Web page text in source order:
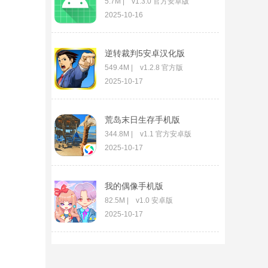
2025-10-16
逆转裁判5安卓汉化版
(A.AttorneyDD)
549.4M | v1.2.8 官方版
2025-10-17
荒岛末日生存手机版
344.8M | v1.1 官方安卓版
2025-10-17
我的偶像手机版
82.5M | v1.0 安卓版
2025-10-17